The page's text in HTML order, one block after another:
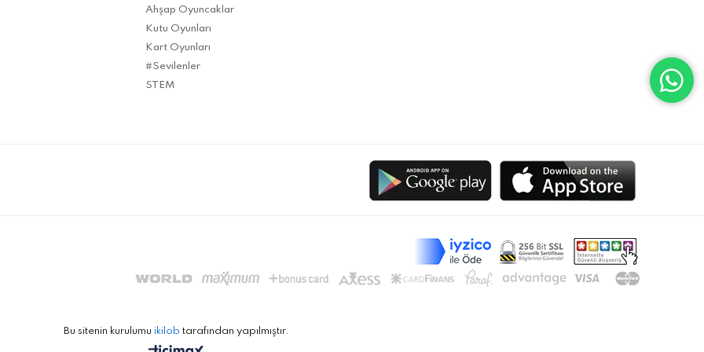
Ahşap Oyuncaklar
Kutu Oyunları
Kart Oyunları
#Sevilenler
STEM
Bu sitenin kurulumu ikilob tarafından yapılmıştır.